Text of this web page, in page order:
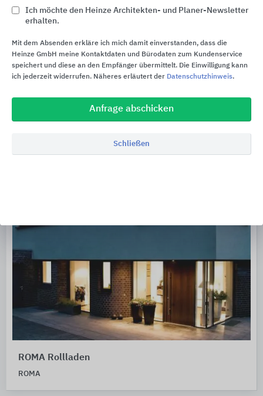
Zutrittskontrolle / Zutrittskontrolltechnik
Telenot Electronic
ROMA Rollladen
ROMA
Ich möchte den Heinze Architekten- und Planer-Newsletter
erhalten.
Mit dem Absenden erkläre ich mich damit einverstanden, dass die
Heinze GmbH meine Kontaktdaten und Bürodaten zum Kundenservice
speichert und diese an den Empfänger übermittelt. Die Einwilligung kann
ich jederzeit widerrufen. Näheres erläutert der Datenschutzhinweis.
Anfrage abschicken
Schließen